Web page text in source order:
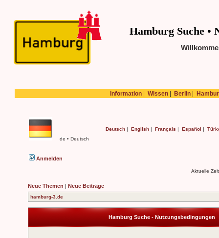
Hamburg Suche •
Information Wissen Berlin
de • Deutsch
Deutsch | English | Français | Español |
Anmelden
Aktuelle
Neue Themen | Neue Beiträge
hamburg-3.de
Hamburg Suche - Nutzungsbedingungen